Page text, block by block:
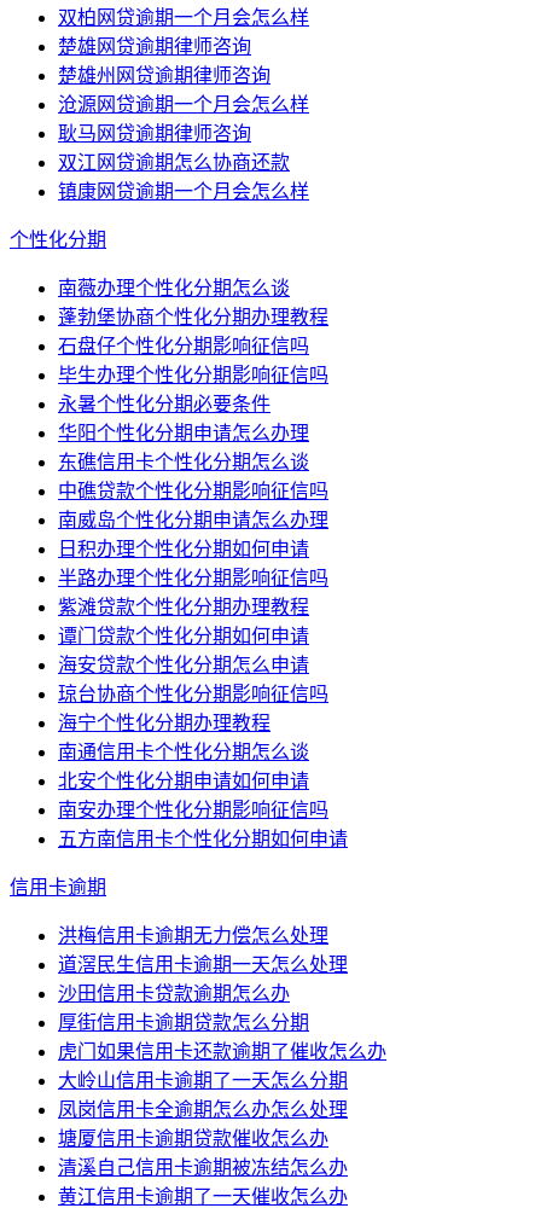
双柏网贷逾期一个月会怎么样
楚雄网贷逾期律师咨询
楚雄州网贷逾期律师咨询
沧源网贷逾期一个月会怎么样
耿马网贷逾期律师咨询
双江网贷逾期怎么协商还款
镇康网贷逾期一个月会怎么样
个性化分期
南薇办理个性化分期怎么谈
蓬勃堡协商个性化分期办理教程
石盘仔个性化分期影响征信吗
毕生办理个性化分期影响征信吗
永暑个性化分期必要条件
华阳个性化分期申请怎么办理
东礁信用卡个性化分期怎么谈
中礁贷款个性化分期影响征信吗
南威岛个性化分期申请怎么办理
日积办理个性化分期如何申请
半路办理个性化分期影响征信吗
紫滩贷款个性化分期办理教程
谭门贷款个性化分期如何申请
海安贷款个性化分期怎么申请
琼台协商个性化分期影响征信吗
海宁个性化分期办理教程
南通信用卡个性化分期怎么谈
北安个性化分期申请如何申请
南安办理个性化分期影响征信吗
五方南信用卡个性化分期如何申请
信用卡逾期
洪梅信用卡逾期无力偿怎么处理
道滘民生信用卡逾期一天怎么处理
沙田信用卡贷款逾期怎么办
厚街信用卡逾期贷款怎么分期
虎门如果信用卡还款逾期了催收怎么办
大岭山信用卡逾期了一天怎么分期
凤岗信用卡全逾期怎么办怎么处理
塘厦信用卡逾期贷款催收怎么办
清溪自己信用卡逾期被冻结怎么办
黄江信用卡逾期了一天催收怎么办